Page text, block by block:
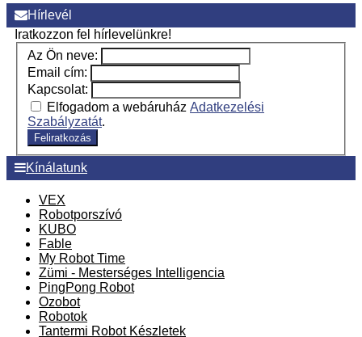
Hírlevél
Iratkozzon fel hírlevelünkre!
Az Ön neve:
Email cím:
Kapcsolat:
Elfogadom a webáruház Adatkezelési
Szabályzatát.
Feliratkozás
Kínálatunk
VEX
Robotporszívó
KUBO
Fable
My Robot Time
Zümi - Mesterséges Intelligencia
PingPong Robot
Ozobot
Robotok
Tantermi Robot Készletek